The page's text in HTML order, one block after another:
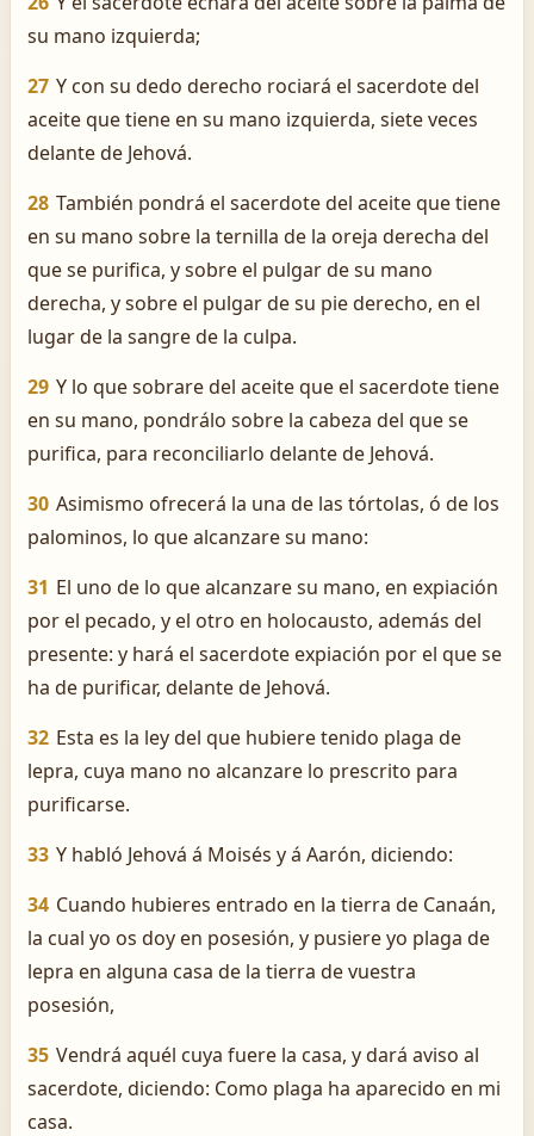
su mano izquierda;
27 Y con su dedo derecho rociará el sacerdote del
aceite que tiene en su mano izquierda, siete veces
delante de Jehová.
28 También pondrá el sacerdote del aceite que tiene
en su mano sobre la ternilla de la oreja derecha del
que se purifica, y sobre el pulgar de su mano
derecha, y sobre el pulgar de su pie derecho, en el
lugar de la sangre de la culpa.
29 Y lo que sobrare del aceite que el sacerdote tiene
en su mano, pondrálo sobre la cabeza del que se
purifica, para reconciliarlo delante de Jehová.
30 Asimismo ofrecerá la una de las tórtolas, ó de los
palominos, lo que alcanzare su mano:
31 El uno de lo que alcanzare su mano, en expiación
por el pecado, y el otro en holocausto, además del
presente: y hará el sacerdote expiación por el que se
ha de purificar, delante de Jehová.
32 Esta es la ley del que hubiere tenido plaga de
lepra, cuya mano no alcanzare lo prescrito para
purificarse.
33 Y habló Jehová á Moisés y á Aarón, diciendo:
34 Cuando hubieres entrado en la tierra de Canaán,
la cual yo os doy en posesión, y pusiere yo plaga de
lepra en alguna casa de la tierra de vuestra
posesión,
35 Vendrá aquél cuya fuere la casa, y dará aviso al
sacerdote, diciendo: Como plaga ha aparecido en mi
casa.